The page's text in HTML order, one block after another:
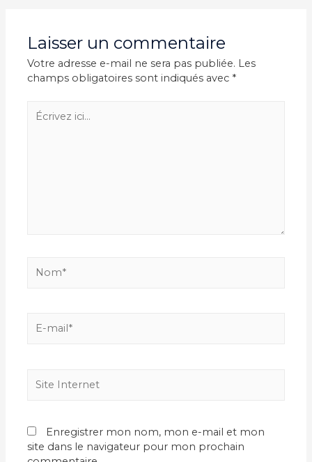
Laisser un commentaire
Votre adresse e-mail ne sera pas publiée. Les
champs obligatoires sont indiqués avec *
Écrivez
ici…
mail*
Internet
Enregistrer mon nom, mon e-mail et mon
site dans le navigateur pour mon prochain